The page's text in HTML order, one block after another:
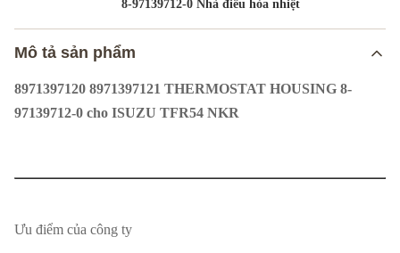
8-97139712-0 Nhà điều hòa nhiệt
Mô tả sản phẩm
8971397120 8971397121 THERMOSTAT HOUSING 8-
97139712-0 cho ISUZU TFR54 NKR
phẩm
Ưu điểm của công ty